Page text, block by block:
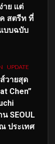
าย แต่
สตรีท ที่
บบฉบับ
UPDATE
วายสุด
Chen”
SEOUL
ณ ประเทศ